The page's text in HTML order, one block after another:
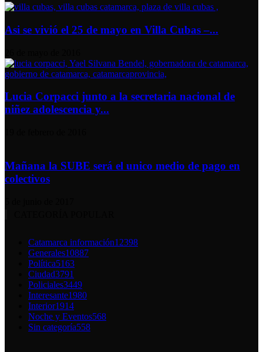
Asi se vivió el 25 de mayo en Villa Cubas –...
Lucia Corpacci junto a la secretaria nacional de
niñez adolescencia y...
Mañana la SUBE será el unico medio de pago en
colectivos
Catamarca información12398
Generales10887
Política5163
Ciudad3791
Policiales3449
Interesante1980
Interior1914
Noche y Eventos568
Sin categoría558